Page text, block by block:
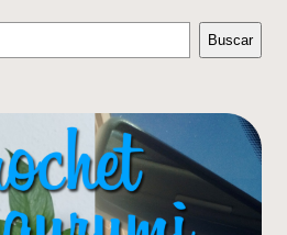
Buscar